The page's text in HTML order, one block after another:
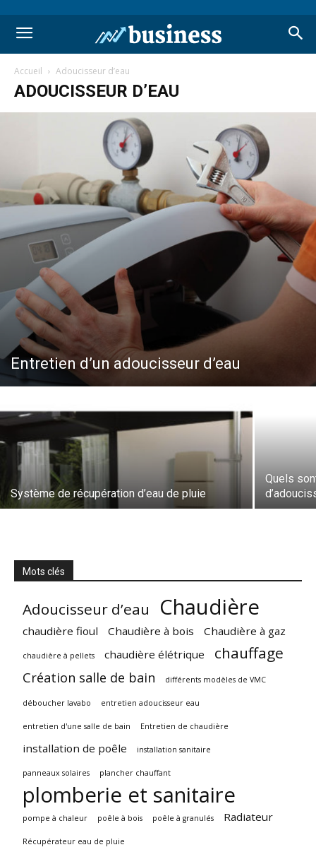
Accueil Adoucisseur d’eau
ADOUCISSEUR D’EAU
Entretien d’un adoucisseur d’eau
Système de récupération d’eau de pluie
Quels
Mots clés
Adoucisseur d’eau Chaudière
chaudière fioul Chaudière à bois Chaudière à gaz
chaudière à pellets chaudière élétrique chauffage
Création salle de bain différents modèles de VMC
déboucher lavabo entretien adoucisseur eau
entretien d'une salle de bain Entretien de chaudière
installation de poêle installation sanitaire
panneaux solaires plancher chauffant
plomberie et sanitaire
pompe à chaleur poêle à bois poêle à granulés Radiateur
Récupérateur eau de pluie